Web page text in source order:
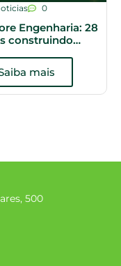
0
Engenharia: 28
construindo
mais
500